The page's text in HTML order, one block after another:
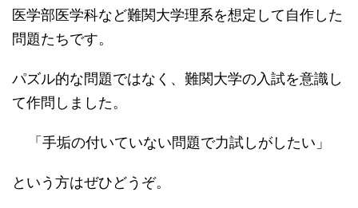
医学部医学科など難関大学理系を想定して自作した
問題たちです。
パズル的な問題ではなく、難関大学の入試を意識し
て作問しました。
「手垢の付いていない問題で力試しがしたい」
という方はぜひどうぞ。